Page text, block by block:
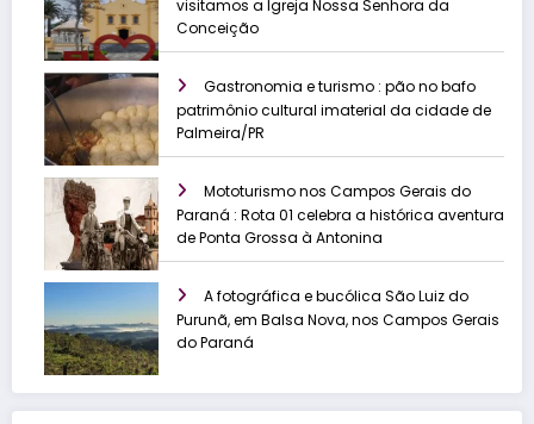
visitamos a Igreja Nossa Senhora da
Conceição
Gastronomia e turismo : pão no bafo
patrimônio cultural imaterial da cidade de
Palmeira/PR
Mototurismo nos Campos Gerais do
Paraná : Rota 01 celebra a histórica aventura
de Ponta Grossa à Antonina
A fotográfica e bucólica São Luiz do
Purunã, em Balsa Nova, nos Campos Gerais
do Paraná